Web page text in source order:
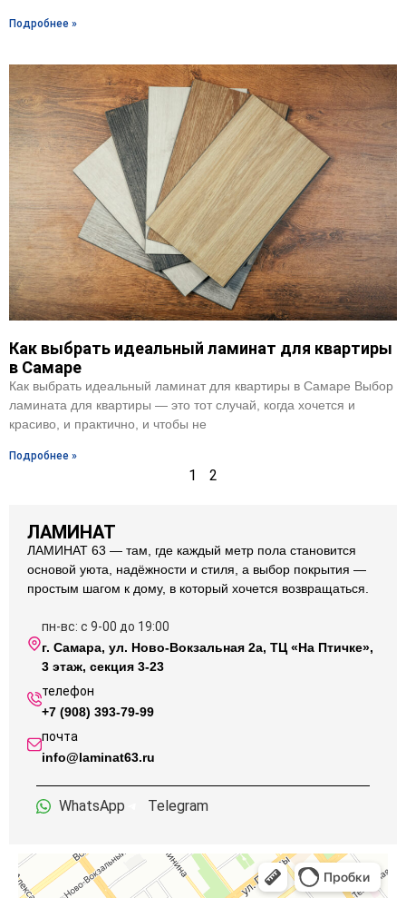
Подробнее »
Как выбрать идеальный ламинат для квартиры
в Самаре
Как выбрать идеальный ламинат для квартиры в Самаре Выбор
ламината для квартиры — это тот случай, когда хочется и
красиво, и практично, и чтобы не
Подробнее »
1 2
ЛАМИНАТ
ЛАМИНАТ 63 — там, где каждый метр пола становится
основой уюта, надёжности и стиля, а выбор покрытия —
простым шагом к дому, в который хочется возвращаться.
пн-вс: с 9-00 до 19:00
г. Самара, ул. Ново-Вокзальная 2а, ТЦ «На Птичке»,
3 этаж, секция 3-23
телефон
+7 (908) 393-79-99
почта
info@laminat63.ru
WhatsApp Telegram